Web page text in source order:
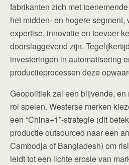
fabrikanten zich met
het midden- en hogere segment,
expertise, innovatie en toevoer
doorslaggevend zijn.
investeringen in automatisering
productieprocessen deze
Geopolitiek zal een blijvende, en
rol spelen. Westerse merken
een “China+1”-strategie (dit
productie outsourced naar een
Cambodja of Bangladesh) om
leidt tot een lichte erosie van